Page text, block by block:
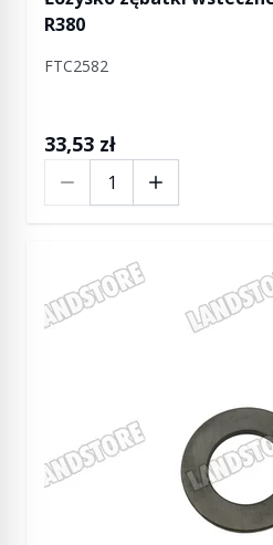
R380
FTC2582
33,53 zł